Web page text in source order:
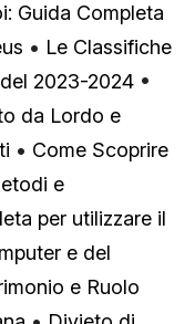
Guida Completa
• Le Classifiche
2023-2024 •
da Lordo e
• Come Scoprire
e
per utilizzare il
e del
e Ruolo